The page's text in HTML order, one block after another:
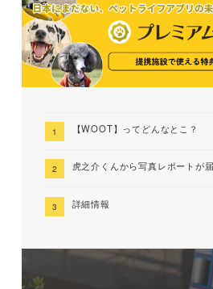
【WOOT】ってどんなとこ？
虎之介くんから写真レポートが
詳細情報